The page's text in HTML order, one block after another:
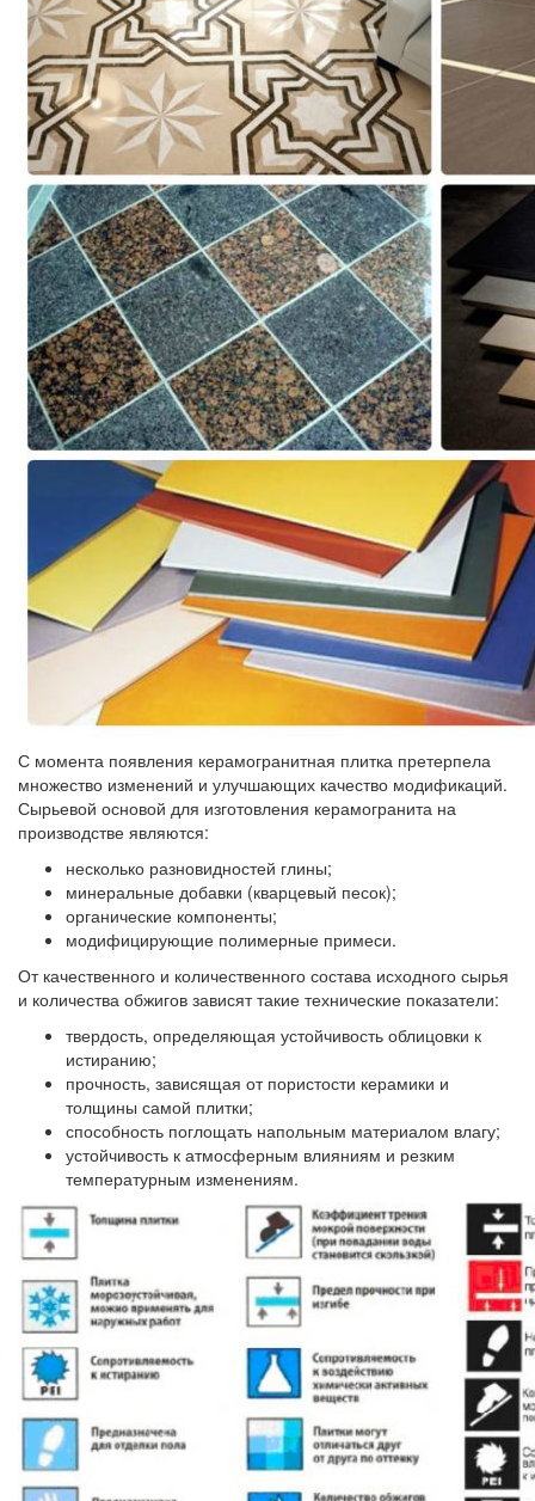
С момента появления керамогранитная плитка претерпела
множество изменений и улучшающих качество модификаций.
Сырьевой основой для изготовления керамогранита на
производстве являются:
несколько разновидностей глины;
минеральные добавки (кварцевый песок);
органические компоненты;
модифицирующие полимерные примеси.
От качественного и количественного состава исходного сырья
и количества обжигов зависят такие технические показатели:
твердость, определяющая устойчивость облицовки к
истиранию;
прочность, зависящая от пористости керамики и
толщины самой плитки;
способность поглощать напольным материалом влагу;
устойчивость к атмосферным влияниям и резким
температурным изменениям.